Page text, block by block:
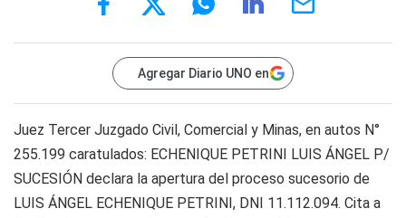
Agregar Diario UNO en
Juez Tercer Juzgado Civil, Comercial y Minas, en autos N°
255.199 caratulados: ECHENIQUE PETRINI LUIS ÁNGEL P/
SUCESIÓN declara la apertura del proceso sucesorio de
LUIS ÁNGEL ECHENIQUE PETRINI, DNI 11.112.094. Cita a